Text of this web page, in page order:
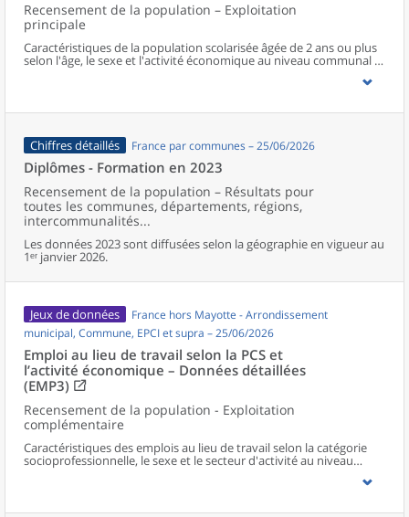
Recensement de la population – Exploitation
principale
Caractéristiques de la population scolarisée âgée de 2 ans ou plus
selon l'âge, le sexe et l'activité économique au niveau communal et
supracommunal pour la France hors Mayotte.
Chiffres détaillés France par communes – 25/06/2026
Diplômes - Formation en 2023
Recensement de la population – Résultats pour
toutes les communes, départements, régions,
intercommunalités...
Les données 2023 sont diffusées selon la géographie en vigueur au
1ᵉʳ janvier 2026.
Jeux de données
France hors Mayotte - Arrondissement
municipal, Commune, EPCI et supra – 25/06/2026
Emploi au lieu de travail selon la PCS et
l’activité économique – Données détaillées
(EMP3)
Recensement de la population - Exploitation
complémentaire
Caractéristiques des emplois au lieu de travail selon la catégorie
socioprofessionnelle, le sexe et le secteur d'activité au niveau
communal et supracommunal pour la France hors Mayotte.